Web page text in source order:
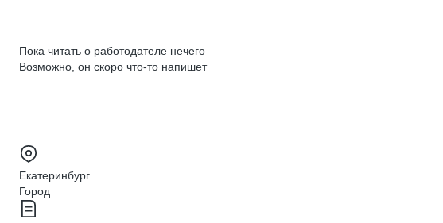
Пока читать о работодателе нечего
Возможно, он скоро что‑то напишет
Екатеринбург
Город